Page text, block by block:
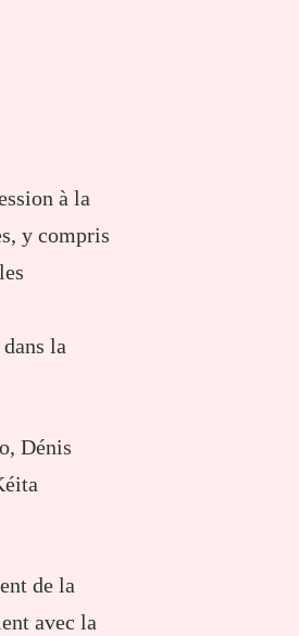
à la
y compris
la
Dénis
de la
avec la